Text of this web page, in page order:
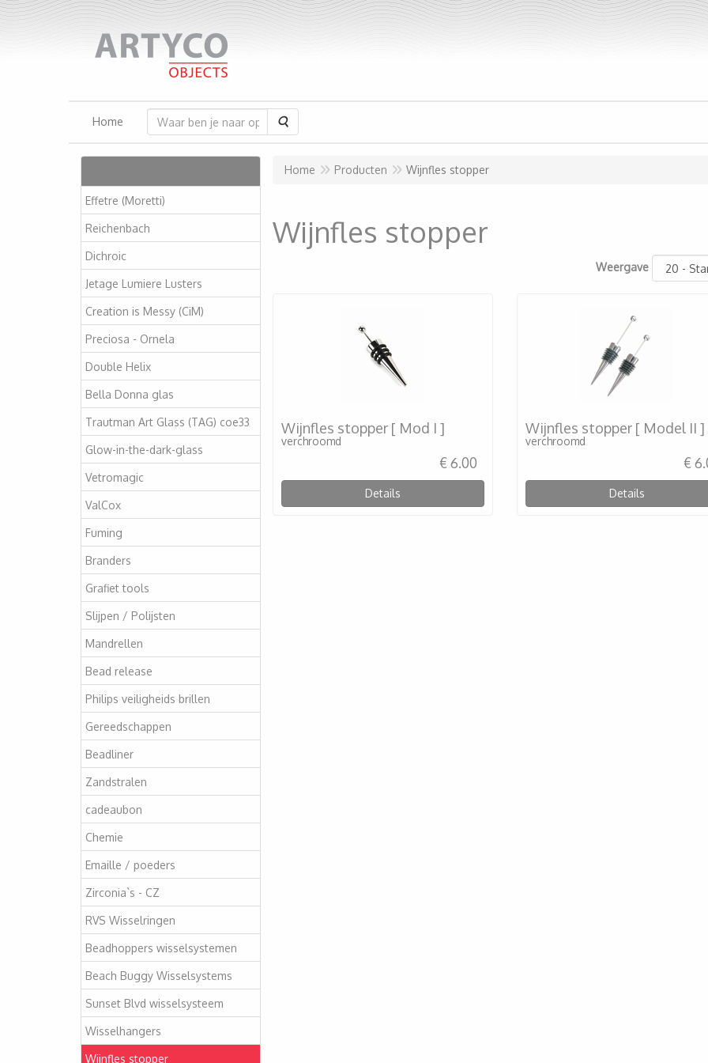
Home Zoeken
Effetre (Moretti)
Reichenbach
Dichroic
Jetage Lumiere Lusters
Creation is Messy (CiM)
Preciosa - Ornela
Double Helix
Bella Donna glas
Trautman Art Glass (TAG) coe33
Glow-in-the-dark-glass
Vetromagic
ValCox
Fuming
Branders
Grafiet tools
Slijpen / Polijsten
Mandrellen
Bead release
Philips veiligheids brillen
Gereedschappen
Beadliner
Zandstralen
cadeaubon
Chemie
Emaille / poeders
Zirconia`s - CZ
RVS Wisselringen
Beadhoppers wisselsystemen
Beach Buggy Wisselsystems
Sunset Blvd wisselsysteem
Wisselhangers
Wijnfles stopper
Home Producten Wijnfles stopper
Wijnfles stopper
Weergave
Wijnfles stopper [ Mod I ]
verchroomd
€ 6.00
Details
Wijnfles stopper [ Model II ]
verchroomd
€
Details